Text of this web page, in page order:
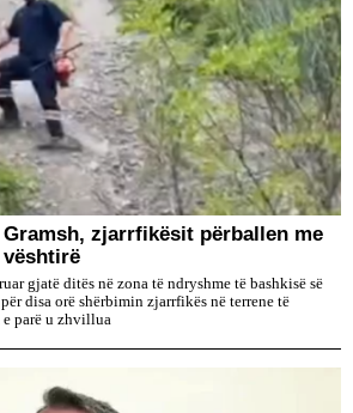
zjarrfikësit përballen me
gjatë ditës në zona të ndryshme të bashkisë së
disa orë shërbimin zjarrfikës në terrene të
parë u zhvillua